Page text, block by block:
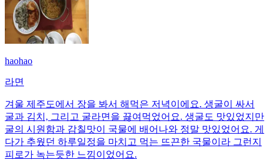
haohao
라면
겨울 제주도에서 장을 봐서 해먹은 저녁이에요. 생굴이 싸서
굴과 김치, 그리고 굴라면을 끓여먹었어요. 생굴도 맛있었지만
굴의 시원함과 감칠맛이 국물에 배어나와 정말 맛있었어요. 게
다가 추웠던 하루일정을 마치고 먹는 뜨끈한 국물이라 그런지
피로가 녹는듯한 느낌이었어요.